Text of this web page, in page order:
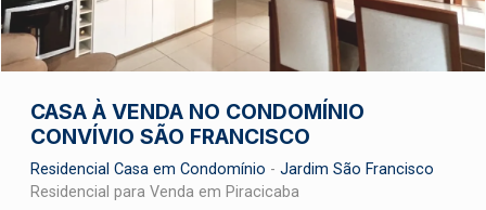
CASA À VENDA NO CONDOMÍNIO
CONVÍVIO SÃO FRANCISCO
Residencial Casa em Condomínio - Jardim São Francisco
Residencial para Venda em Piracicaba